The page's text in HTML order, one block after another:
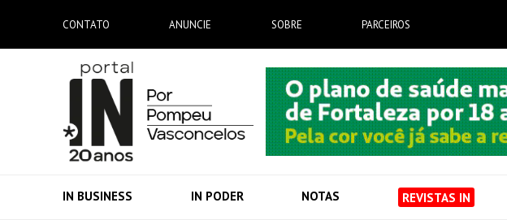
CONTATO ANUNCIE SOBRE PARCEIROS
IN BUSINESS IN PODER NOTAS REVISTAS IN